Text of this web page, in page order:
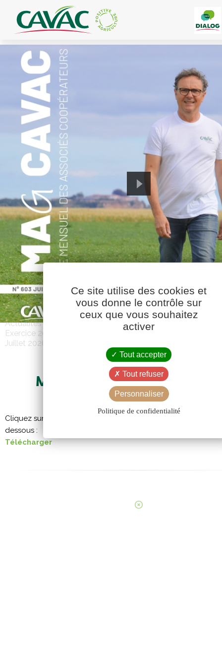
Actualités
Exercice 2025-2026
Juillet 2026
MAG CAVAC 603 – JUILLET
Cliquez sur l’image pour afficher le PDF, ou téléchargez le à
dessous :
Télécharger
Panneau de gestion des cookies
Ce site utilise des cookies et
vous donne le contrôle sur
ceux que vous souhaitez
activer
Tout accepter
Tout refuser
Personnaliser
Politique de confidentialité